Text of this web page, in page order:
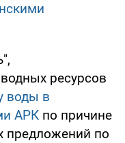
ресурсов
воды в
АРК по причине
предложений по